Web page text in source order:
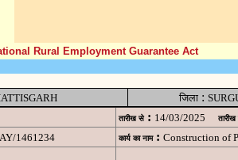
Rural Employment Guarantee Act
जिला:
तारीख से : 14/03/2025 तारीख
1461234 कार्य का नाम : Construction of